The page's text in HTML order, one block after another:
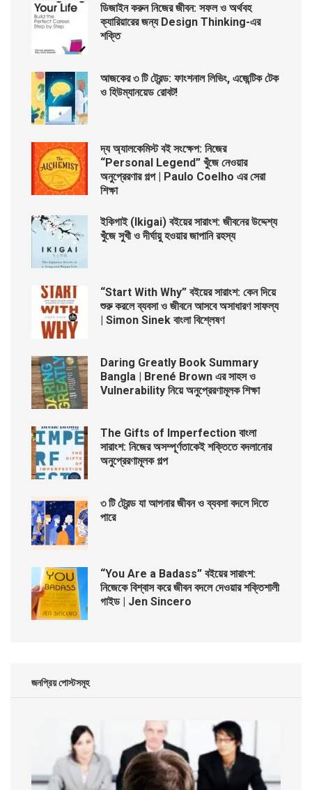
ডিজাইন করুন নিজের জীবন: সফল ও অর্থবহ
ক্যারিয়ারের জন্য Design Thinking-এর
শক্তি
আজকের ৩ টি ট্রেন্ড: ফাংশনাল লিভিং, এজেন্টিক টেক
ও হিউম্যানয়েড রোবট!
দ্য অ্যালকেমিস্ট বই সংক্ষেপ: নিজের
“Personal Legend” খুঁজে নেওয়ার
অনুপ্রেরণার গল্প | Paulo Coelho এর সেরা
শিক্ষা
ইকিগাই (Ikigai) বইয়ের সারাংশ: জীবনের উদ্দেশ্য
খুঁজে সুখী ও দীর্ঘায়ু হওয়ার জাপানি রহস্য
“Start With Why” বইয়ের সারাংশ: কেন দিয়ে
শুরু করলে ব্যবসা ও জীবনে আসবে অসাধারণ সাফল্য
| Simon Sinek বাংলা বিশ্লেষণ
Daring Greatly Book Summary
Bangla | Brené Brown এর সাহস ও
Vulnerability নিয়ে অনুপ্রেরণামূলক শিক্ষা
The Gifts of Imperfection বাংলা
সারাংশ: নিজের অসম্পূর্ণতাকেই শক্তিতে বদলানোর
অনুপ্রেরণামূলক গল্প
৩ টি ট্রেন্ড যা আপনার জীবন ও ব্যবসা বদলে দিতে
পারে
“You Are a Badass” বইয়ের সারাংশ:
নিজেকে বিশ্বাস করে জীবন বদলে দেওয়ার শক্তিশালী
গাইড | Jen Sincero
জনপ্রিয় পোস্টসমূহ